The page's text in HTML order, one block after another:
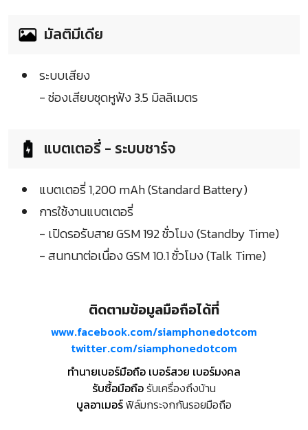
มัลติมีเดีย
ระบบเสียง
- ช่องเสียบชุดหูฟัง 3.5 มิลลิเมตร
แบตเตอรี่ - ระบบชาร์จ
แบตเตอรี่ 1,200 mAh (Standard Battery)
การใช้งานแบตเตอรี่
- เปิดรอรับสาย GSM 192 ชั่วโมง (Standby Time)
- สนทนาต่อเนื่อง GSM 10.1 ชั่วโมง (Talk Time)
ติดตามข้อมูลมือถือได้ที่
www.facebook.com/siamphonedotcom
twitter.com/siamphonedotcom
ทำนายเบอร์มือถือ เบอร์สวย เบอร์มงคล
รับซื้อมือถือรับเครื่องถึงบ้าน
บูลอาเมอร์ฟิล์มกระจกกันรอยมือถือ